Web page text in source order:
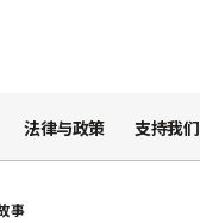
法律与政策 支持我们
事